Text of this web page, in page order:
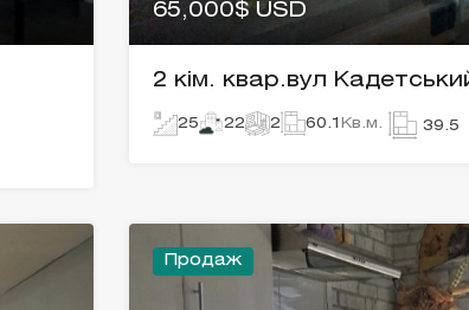
65,000$ USD
2 кім. квар.вул
25 22 2 60.1 Кв.м. 39.5
Продаж